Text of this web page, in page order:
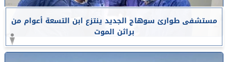
مستشفى طوارئ سوهاج الجديد ينتزع ابن التسعة أعوام من
براثن الموت